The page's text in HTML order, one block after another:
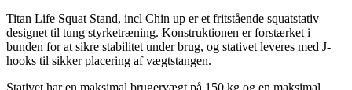
Titan Life Squat Stand, incl Chin up er et fritstående squatstativ
designet til tung styrketræning. Konstruktionen er forstærket i
bunden for at sikre stabilitet under brug, og stativet leveres med J-
hooks til sikker placering af vægtstangen.